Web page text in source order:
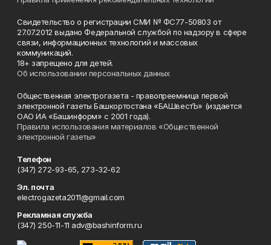
Свидетельство о регистрации СМИ № ФС77-50803 от
27.07.2012 выдано Федеральной службой по надзору в сфере
связи, информационных технологий и массовых
коммуникаций.
18+ запрещено для детей.
Об использовании персональных данных
Общественная электрогазета - правопреемница первой
электронной газеты Башкортостана «БАШвестЪ» (издается
ОАО ИА «Башинформ» с 2001 года).
Правила использования материалов «Общественной
электронной газеты»
Телефон
(347) 272-93-65, 273-32-62
Эл. почта
electrogazeta2011@gmail.com
Рекламная служба
(347) 250-11-11 adv@bashinform.ru